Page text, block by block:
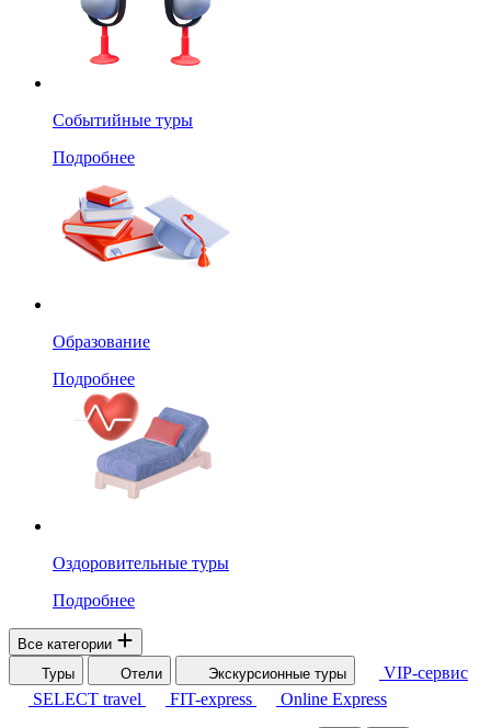
Событийные туры
Подробнее
Образование
Подробнее
Оздоровительные туры
Подробнее
Все категории
Туры
Отели Экскурсионные туры
VIP-сервис
SELECT travel
FIT-express Online Express